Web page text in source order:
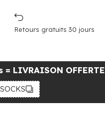
Retours gratuits 30 jours
LIVRAISON OFFERTE